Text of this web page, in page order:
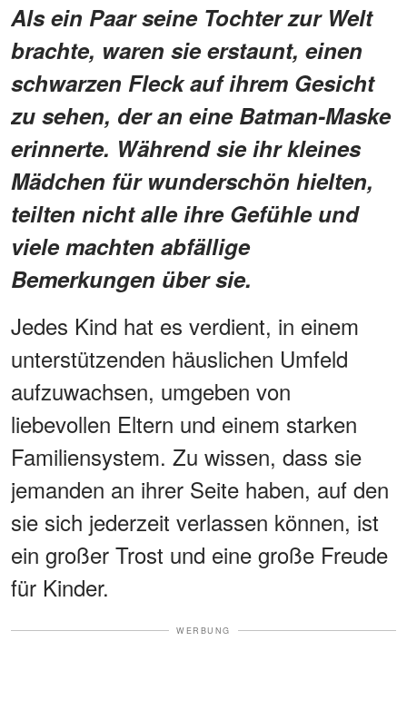
Als ein Paar seine Tochter zur Welt
brachte, waren sie erstaunt, einen
schwarzen Fleck auf ihrem Gesicht
zu sehen, der an eine Batman-Maske
erinnerte. Während sie ihr kleines
Mädchen für wunderschön hielten,
teilten nicht alle ihre Gefühle und
viele machten abfällige
Bemerkungen über sie.
Jedes Kind hat es verdient, in einem
unterstützenden häuslichen Umfeld
aufzuwachsen, umgeben von
liebevollen Eltern und einem starken
Familiensystem. Zu wissen, dass sie
jemanden an ihrer Seite haben, auf den
sie sich jederzeit verlassen können, ist
ein großer Trost und eine große Freude
für Kinder.
WERBUNG